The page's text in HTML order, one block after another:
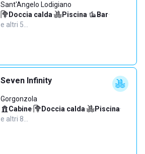
Sant'Angelo Lodigiano
Doccia calda· Piscina· Bar·
e altri 5…
Seven Infinity
Gorgonzola
Cabine· Doccia calda· Piscina·
e altri 8…